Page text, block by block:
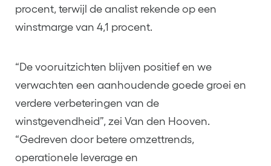
procent, terwijl de analist rekende op een
winstmarge van 4,1 procent.
“De vooruitzichten blijven positief en we
verwachten een aanhoudende goede groei en
verdere verbeteringen van de
winstgevendheid”, zei Van den Hooven.
“Gedreven door betere omzettrends,
operationele leverage en